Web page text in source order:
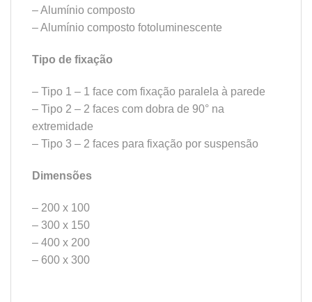
– Alumínio composto
– Alumínio composto fotoluminescente
Tipo de fixação
– Tipo 1 – 1 face com fixação paralela à parede
– Tipo 2 – 2 faces com dobra de 90° na
extremidade
– Tipo 3 – 2 faces para fixação por suspensão
Dimensões
– 200 x 100
– 300 x 150
– 400 x 200
– 600 x 300